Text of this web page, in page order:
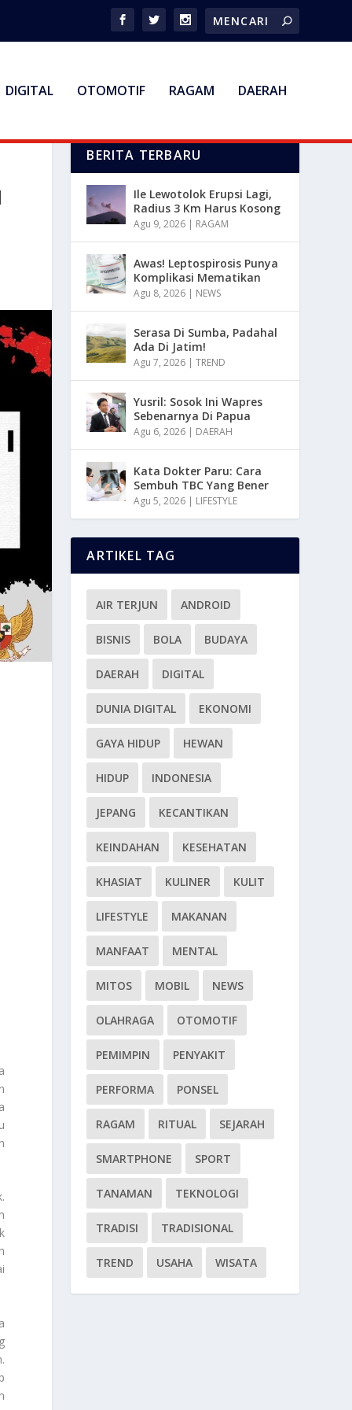
DIGITAL OTOMOTIF RAGAM DAERAH
BERITA TERBARU
Ile Lewotolok Erupsi Lagi,
Radius 3 Km Harus Kosong
Agu 9, 2026 | RAGAM
Awas! Leptospirosis Punya
Komplikasi Mematikan
Agu 8, 2026 | NEWS
Serasa Di Sumba, Padahal
Ada Di Jatim!
Agu 7, 2026 |TREND
Yusril: Sosok Ini Wapres
Sebenarnya Di Papua
Agu 6, 2026 | DAERAH
Kata Dokter Paru: Cara
Sembuh TBC Yang Bener
Agu 5, 2026 | LIFESTYLE
ARTIKEL TAG
AIR TERJUN ANDROID
BISNIS BOLA BUDAYA
DAERAH DIGITAL
DUNIA DIGITAL EKONOMI
GAYA HIDUP HEWAN
HIDUP INDONESIA
JEPANG KECANTIKAN
KEINDAHAN KESEHATAN
KHASIAT KULINER KULIT
LIFESTYLE MAKANAN
MANFAAT MENTAL
MITOS MOBIL NEWS
OLAHRAGA OTOMOTIF
PEMIMPIN PENYAKIT
PERFORMA PONSEL
RAGAM RITUAL SEJARAH
SMARTPHONE SPORT
TANAMAN TEKNOLOGI
TRADISI TRADISIONAL
TREND USAHA WISATA